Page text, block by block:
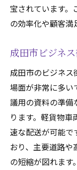
宝されています。
の効率化や顧客満
成田市ビジネ
成田市のビジネ
場面が非常に多い
議用の資料の準備
ります。軽貨物
速な配送が可能で
おり、主要道路や
の短縮が図れます